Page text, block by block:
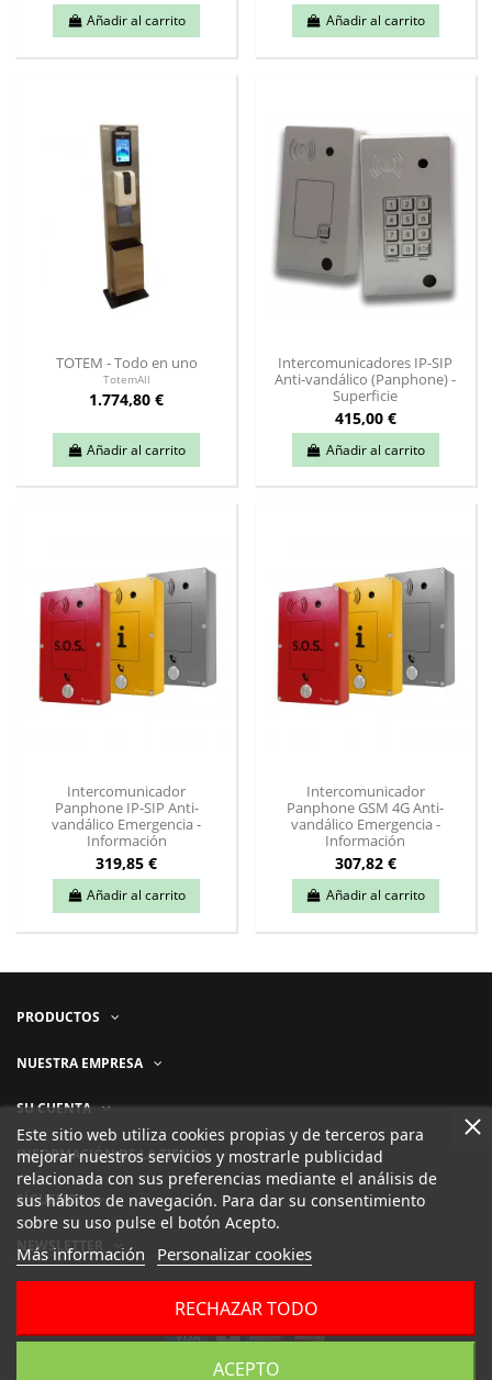
Añadir al carrito Añadir al carrito
TOTEM - Todo en uno
TotemAll
1.774,80 €
Añadir al carrito
Intercomunicadores IP-SIP
Anti-vandálico (Panphone) -
Superficie
415,00 €
Añadir al carrito
Intercomunicador
Panphone IP-SIP Anti-
vandálico Emergencia -
Información
319,85 €
Añadir al carrito
Intercomunicador
Panphone GSM 4G Anti-
vandálico Emergencia -
Información
307,82 €
Añadir al carrito
PRODUCTOS
NUESTRA EMPRESA
SU CUENTA
INFORMACIÓN DE LA TIENDA
Este sitio web utiliza cookies propias y de terceros para
mejorar nuestros servicios y mostrarle publicidad
relacionada con sus preferencias mediante el análisis de
sus hábitos de navegación. Para dar su consentimiento
sobre su uso pulse el botón Acepto.
Más información Personalizar cookies
RECHAZAR TODO
ACEPTO
SÍGUENOS
NEWSLETTER
Desarrollado porELLORENS.NET